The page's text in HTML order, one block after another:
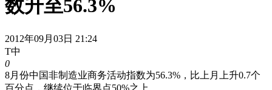
数升至56.3%
2012年09月03日 21:24
T中
0
8月份中国非制造业商务活动指数为56.3%，比上月上升0.7个
百分点，继续位于临界点50%之上